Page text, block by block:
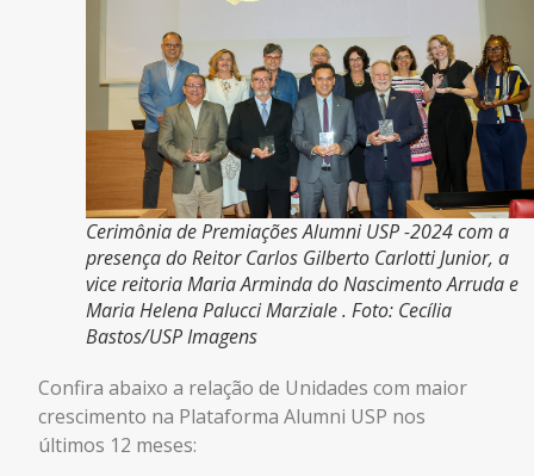
Cerimônia de Premiações Alumni USP -2024 com a
presença do Reitor Carlos Gilberto Carlotti Junior, a
vice reitoria Maria Arminda do Nascimento Arruda e
Maria Helena Palucci Marziale . Foto: Cecília
Bastos/USP Imagens
Confira abaixo a relação de Unidades com maior
crescimento na Plataforma Alumni USP nos
últimos 12 meses: